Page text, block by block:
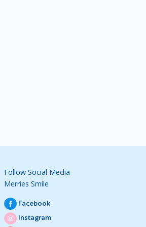
Follow Social Media
Merries Smile
Facebook
Instagram